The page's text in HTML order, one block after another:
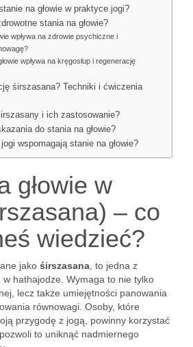
na głowie w praktyce jogi?
stania na głowie?
wpływa na zdrowie psychiczne i
wpływa na kręgosłup i regenerację
śirszasana? Techniki i ćwiczenia
i ich zastosowanie?
do stania na głowie?
wspomagają stanie na głowie?
głowie w
– co
wiedzieć?
jako śirszasana , to jedna z
w hathajodze. Wymaga to nie tylko
lecz także umiejętności panowania
równowagi. Osoby, które
przygodę z jogą, powinny korzystać
to uniknąć nadmiernego